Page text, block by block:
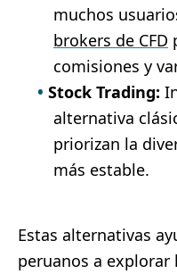
muchos
brokers de CFD
comisiones y
Stock Trading:
alternativa
priorizan la
más estable.
Estas alternativas
peruanos a